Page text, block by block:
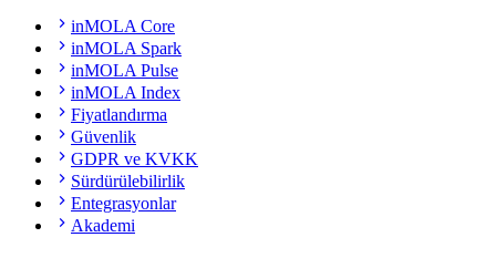
inMOLA Core
inMOLA Spark
inMOLA Pulse
inMOLA Index
Fiyatlandırma
Güvenlik
GDPR ve KVKK
Sürdürülebilirlik
Entegrasyonlar
Akademi